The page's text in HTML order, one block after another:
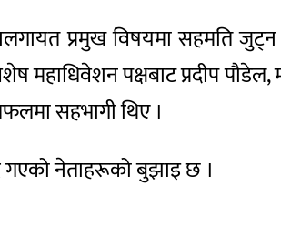
प्रमुख विषयमा सहमति
पक्षबाट प्रदीप पौडेल,
सहभागी थिए ।
गएको नेताहरूको बुझाइ छ ।